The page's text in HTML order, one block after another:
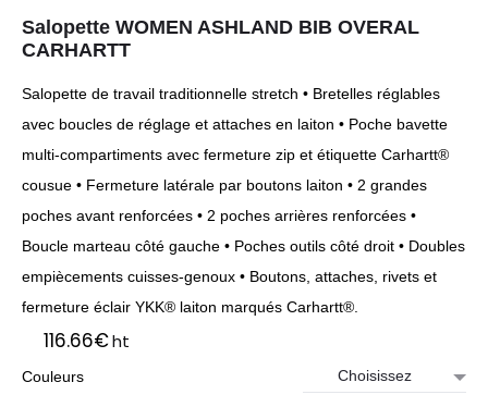
Salopette WOMEN ASHLAND BIB OVERAL
CARHARTT
Salopette de travail traditionnelle stretch • Bretelles réglables
avec boucles de réglage et attaches en laiton • Poche bavette
multi-compartiments avec fermeture zip et étiquette Carhartt®
cousue • Fermeture latérale par boutons laiton • 2 grandes
poches avant renforcées • 2 poches arrières renforcées •
Boucle marteau côté gauche • Poches outils côté droit • Doubles
empiècements cuisses-genoux • Boutons, attaches, rivets et
fermeture éclair YKK® laiton marqués Carhartt®.
116.66€ht
Couleurs